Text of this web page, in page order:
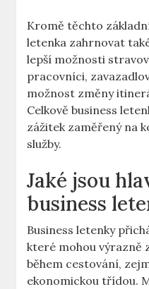
Kromě těchto
letenka zahrnovat
lepší možnosti
pracovníci,
možnost změny
Celkově business
zážitek zaměřený na
služby.
Jaké jsou
business
Business letenky
které mohou výrazně
během cestování,
ekonomickou třídou.